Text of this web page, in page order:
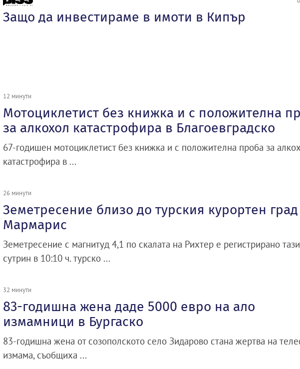
Защо да инвестираме в имоти в Кипър
12 минути
Мотоциклетист без книжка и с положителна
за алкохол катастрофира в Благоевградско
67-годишен мотоциклетист без книжка и с положителна проба за
катастрофира в ...
26 минути
Земетресение близо до турския курортен град
Мармарис
Земетресение с магнитуд 4,1 по скалата на Рихтер е регистрирано тази
сутрин в 10:10 ч. турско ...
32 минути
83-годишна жена даде 5000 евро на ало
измамници в Бургаско
83-годишна жена от созополското село Зидарово стана жертва на
измама, съобщиха ...